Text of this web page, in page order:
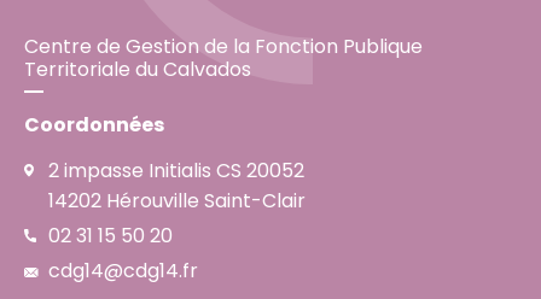
Centre de Gestion de la Fonction Publique
Territoriale du Calvados
Coordonnées
2 impasse Initialis CS 20052
14202 Hérouville Saint-Clair
02 31 15 50 20
cdg14@cdg14.fr